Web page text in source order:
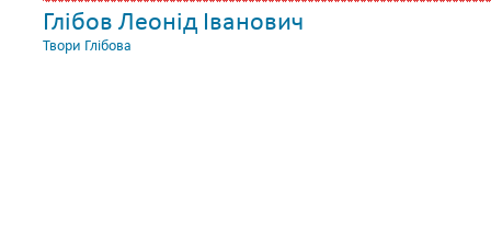
Глібов Леонід Іванович
Твори Глібова